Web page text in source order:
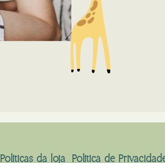
Políticas da loja Política de